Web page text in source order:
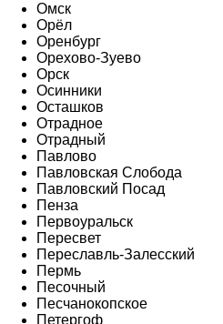
Омск
Орёл
Оренбург
Орехово-Зуево
Орск
Осинники
Осташков
Отрадное
Отрадный
Павлово
Павловская Слобода
Павловский Посад
Пенза
Первоуральск
Пересвет
Переславль-Залесский
Пермь
Песочный
Песчанокопское
Петергоф